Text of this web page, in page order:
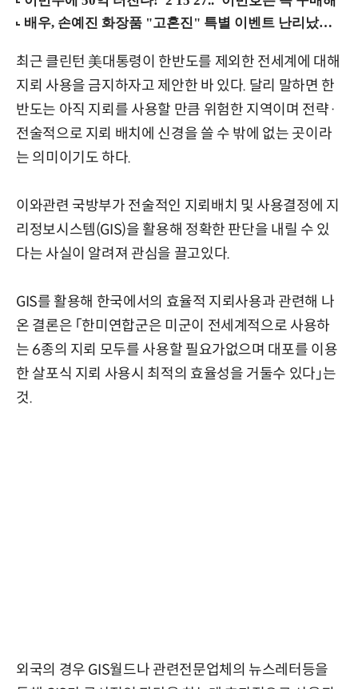
최근 클린턴 美대통령이 한반도를 제외한 전세계에 대해
지뢰 사용을 금지하자고 제안한 바 있다. 달리 말하면 한
반도는 아직 지뢰를 사용할 만큼 위험한 지역이며 전략·
전술적으로 지뢰 배치에 신경을 쓸 수 밖에 없는 곳이라
는 의미이기도 하다.
이와관련 국방부가 전술적인 지뢰배치 및 사용결정에 지
리정보시스템(GIS)을 활용해 정확한 판단을 내릴 수 있
다는 사실이 알려져 관심을 끌고있다.
GIS를 활용해 한국에서의 효율적 지뢰사용과 관련해 나
온 결론은 「한미연합군은 미군이 전세계적으로 사용하
는 6종의 지뢰 모두를 사용할 필요가없으며 대포를 이용
한 살포식 지뢰 사용시 최적의 효율성을 거둘수 있다」는
것.
외국의 경우 GIS월드나 관련전문업체의 뉴스레터등을